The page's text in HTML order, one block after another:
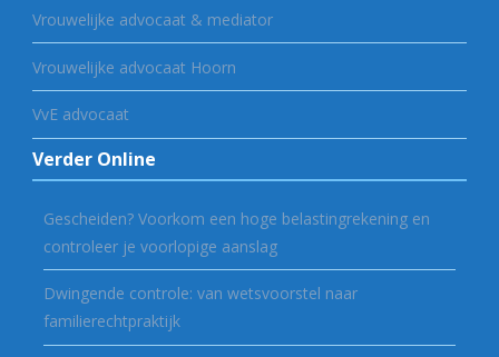
Vrouwelijke advocaat & mediator
Vrouwelijke advocaat Hoorn
VvE advocaat
Verder Online
Gescheiden? Voorkom een hoge belastingrekening en
controleer je voorlopige aanslag
Dwingende controle: van wetsvoorstel naar
familierechtpraktijk